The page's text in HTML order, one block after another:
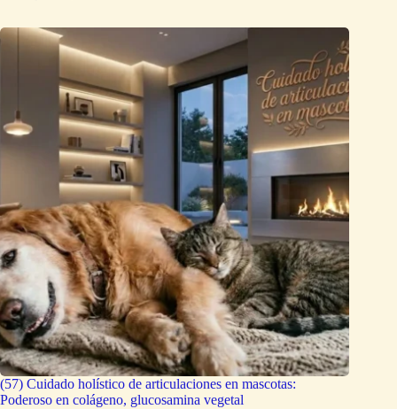
(57) Cuidado holístico de articulaciones en mascotas:
Poderoso en colágeno, glucosamina vegetal